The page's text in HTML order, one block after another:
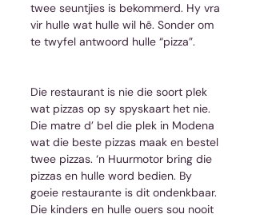
twee seuntjies is bekommerd. Hy vra
vir hulle wat hulle wil hê. Sonder om
te twyfel antwoord hulle “pizza”.
Die restaurant is nie die soort plek
wat pizzas op sy spyskaart het nie.
Die matre d’ bel die plek in Modena
wat die beste pizzas maak en bestel
twee pizzas. ‘n Huurmotor bring die
pizzas en hulle word bedien. By
goeie restaurante is dit ondenkbaar.
Die kinders en hulle ouers sou nooit